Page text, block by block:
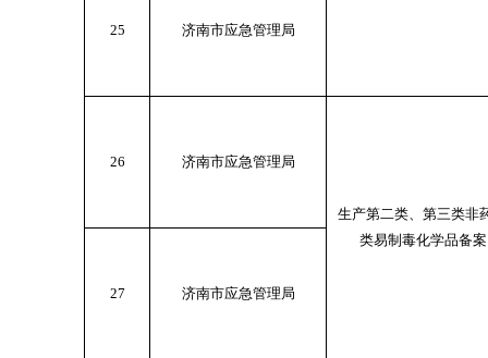
25 济南市应急管理局
26 济南市应急管理局
生产第二类、第三类非
类易制毒化学品备案
27 济南市应急管理局